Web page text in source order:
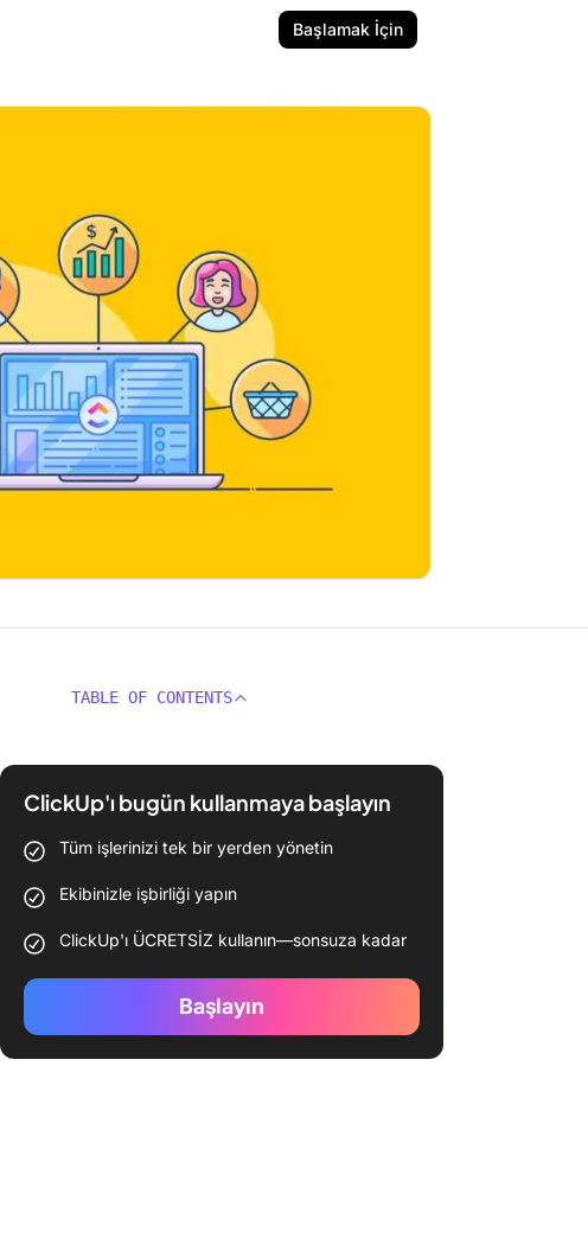
Başlamak İçin
TABLE OF CONTENTS
ClickUp'ı bugün kullanmaya başlayın
Tüm işlerinizi tek bir yerden yönetin
Ekibinizle işbirliği yapın
ClickUp'ı ÜCRETSİZ kullanın—sonsuza kadar
Başlayın